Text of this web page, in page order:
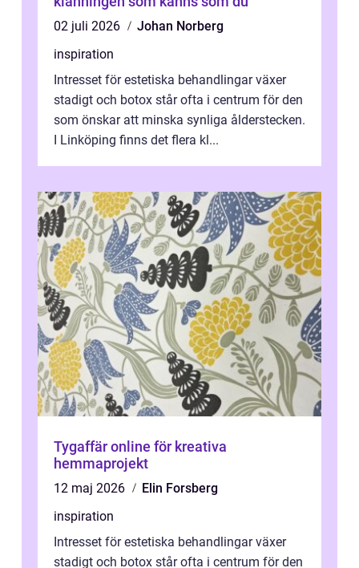
02 juli 2026
Johan Norberg
inspiration
Intresset för estetiska behandlingar växer
stadigt och botox står ofta i centrum för den
som önskar att minska synliga ålderstecken.
I Linköping finns det flera kl...
Tygaffär online för kreativa
hemmaprojekt
12 maj 2026
Elin Forsberg
inspiration
Intresset för estetiska behandlingar växer
stadigt och botox står ofta i centrum för den